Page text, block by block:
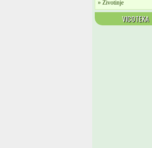
» Životinje
VICOTEKA